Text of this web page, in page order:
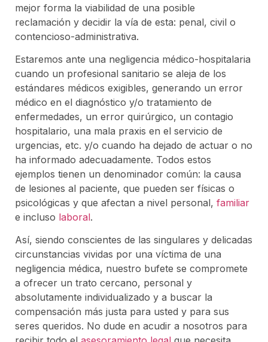
mejor forma la viabilidad de una posible
reclamación y decidir la vía de esta: penal, civil o
contencioso-administrativa.
Estaremos ante una negligencia médico-hospitalaria
cuando un profesional sanitario se aleja de los
estándares médicos exigibles, generando un error
médico en el diagnóstico y/o tratamiento de
enfermedades, un error quirúrgico, un contagio
hospitalario, una mala praxis en el servicio de
urgencias, etc. y/o cuando ha dejado de actuar o no
ha informado adecuadamente. Todos estos
ejemplos tienen un denominador común: la causa
de lesiones al paciente, que pueden ser físicas o
psicológicas y que afectan a nivel personal, familiar
e incluso laboral.
Así, siendo conscientes de las singulares y delicadas
circunstancias vividas por una víctima de una
negligencia médica, nuestro bufete se compromete
a ofrecer un trato cercano, personal y
absolutamente individualizado y a buscar la
compensación más justa para usted y para sus
seres queridos. No dude en acudir a nosotros para